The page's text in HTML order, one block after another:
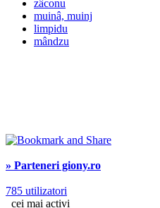
zâconu
muinâ, muinj
limpidu
mândzu
» Parteneri giony.ro
785 utilizatori
cei mai activi